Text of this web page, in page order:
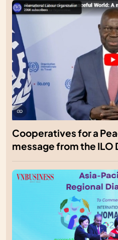
Cooperatives for a
message from the